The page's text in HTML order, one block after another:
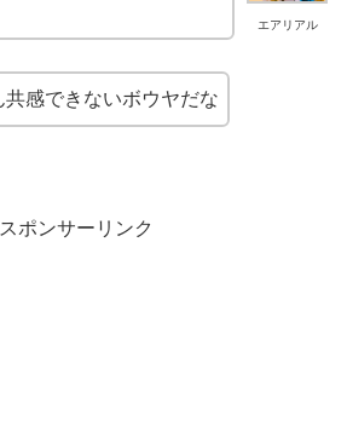
エアリアル
共感できないボウヤだな
スポンサーリンク